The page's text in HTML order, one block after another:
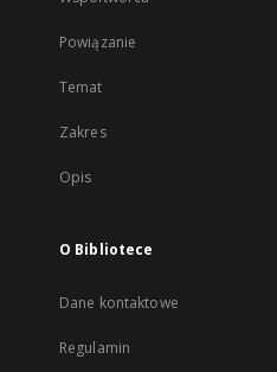
Powiązanie
Temat
Zakres
Opis
O Bibliotece
Dane kontaktowe
Regulamin